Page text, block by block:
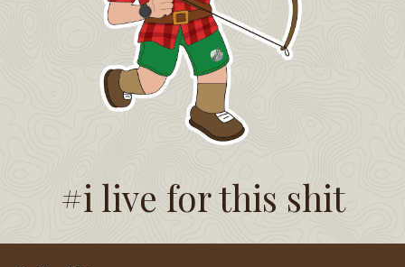
#i live for this shit